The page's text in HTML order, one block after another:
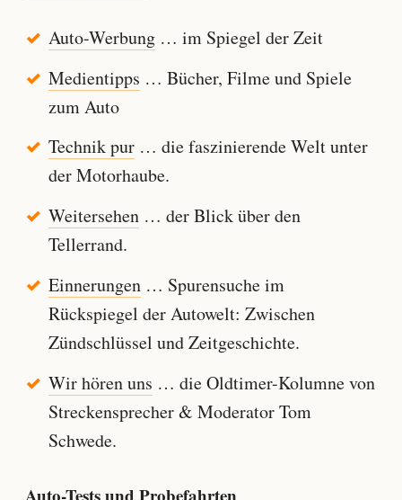
Auto-Werbung… im Spiegel der Zeit
Medientipps … Bücher, Filme und Spiele
zum Auto
Technik pur… die faszinierende Welt unter
der Motorhaube.
Weitersehen… der Blick über den
Tellerrand.
Einnerungen… Spurensuche im
Rückspiegel der Autowelt: Zwischen
Zündschlüssel und Zeitgeschichte.
Wir hören uns … die Oldtimer-Kolumne von
Streckensprecher & Moderator Tom
Schwede.
Auto-Tests und Probefahrten